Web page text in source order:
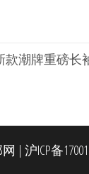
款潮牌重磅长
| 沪ICP备